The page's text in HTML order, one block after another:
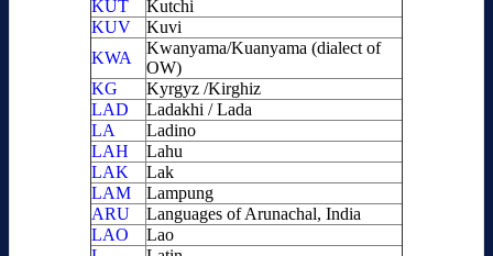
KUT
Kutchi
KUV
Kuvi
KWA
Kwanyama/Kuanyama (dialect of
OW)
KG
Kyrgyz /Kirghiz
LAD
Ladakhi / Lada
LA
Ladino
LAH
Lahu
LAK
Lak
LAM
Lampung
ARU
Languages of Arunachal, India
LAO
Lao